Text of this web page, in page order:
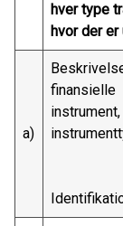
hver type
hvor der
a)
finansielle
instrument,